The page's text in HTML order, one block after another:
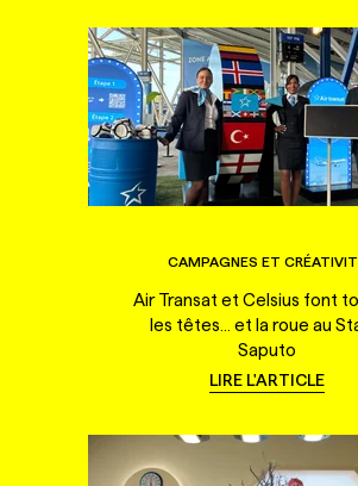
CAMPAGNES ET
Air Transat et Celsius font
les têtes... et la roue au
Saputo
LIRE L'ARTICLE